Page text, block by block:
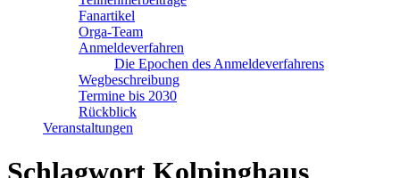
Fanartikel
Orga-Team
Anmeldeverfahren
Die Epochen des Anmeldeverfahrens
Wegbeschreibung
Termine bis 2030
Rückblick
Veranstaltungen